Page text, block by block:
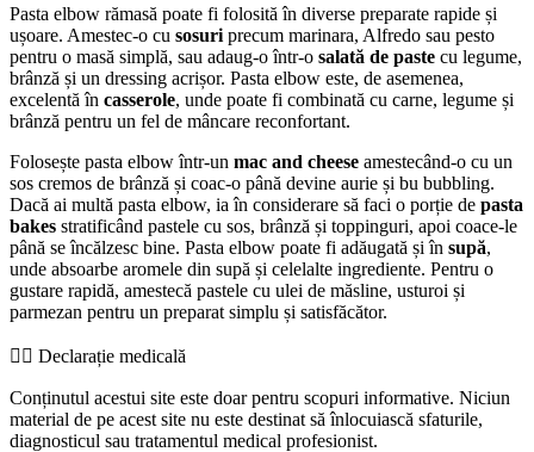
Pasta elbow rămasă poate fi folosită în diverse preparate rapide și
ușoare. Amestec-o cu sosuri precum marinara, Alfredo sau pesto
pentru o masă simplă, sau adaug-o într-o salată de paste cu legume,
brânză și un dressing acrișor. Pasta elbow este, de asemenea,
excelentă în casserole, unde poate fi combinată cu carne, legume și
brânză pentru un fel de mâncare reconfortant.
Folosește pasta elbow într-un mac and cheese amestecând-o cu un
sos cremos de brânză și coac-o până devine aurie și bu bubbling.
Dacă ai multă pasta elbow, ia în considerare să faci o porție de pasta
bakes stratificând pastele cu sos, brânză și toppinguri, apoi coace-le
până se încălzesc bine. Pasta elbow poate fi adăugată și în supă,
unde absoarbe aromele din supă și celelalte ingrediente. Pentru o
gustare rapidă, amestecă pastele cu ulei de măsline, usturoi și
parmezan pentru un preparat simplu și satisfăcător.
👨‍⚕️️ Declarație medicală
Conținutul acestui site este doar pentru scopuri informative. Niciun
material de pe acest site nu este destinat să înlocuiască sfaturile,
diagnosticul sau tratamentul medical profesionist.